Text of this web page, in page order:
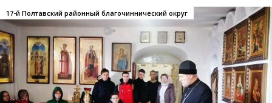
17-й Полтавский районный благочиннический округ